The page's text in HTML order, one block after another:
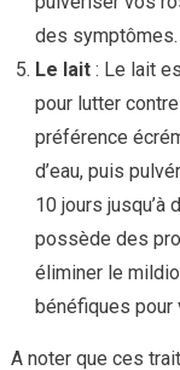
des symptômes.
Le lait: Le lait
pour lutter
préférence
d’eau, puis
10 jours
possède des
éliminer le
bénéfiques pour
A noter que ces